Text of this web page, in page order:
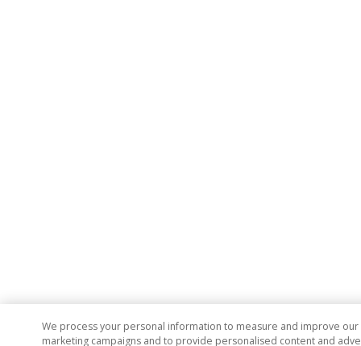
We process your personal information to measure and improve our
marketing campaigns and to provide personalised content and